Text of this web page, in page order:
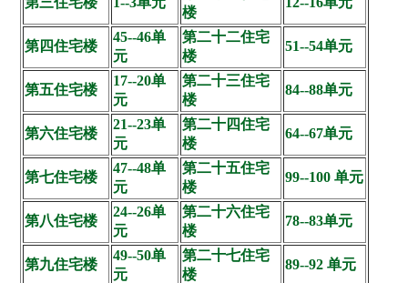
楼
第四住宅楼
45--46单
元
第二十二住宅
楼
51--54单元
第五住宅楼
17--20单
元
第二十三住宅
楼
84--88单元
第六住宅楼
21--23单
元
第二十四住宅
楼
64--67单元
第七住宅楼
47--48单
元
第二十五住宅
楼
99--100 单元
第八住宅楼
24--26单
元
第二十六住宅
楼
78--83单元
第九住宅楼
49--50单
元
第二十七住宅
楼
89--92 单元